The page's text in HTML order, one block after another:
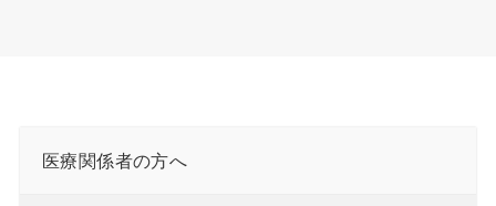
医療関係者の方へ